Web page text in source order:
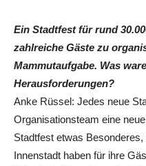
Ein Stadtfest für rund
zahlreiche Gäste zu
Mammutaufgabe. Was
Herausforderungen?
Anke Rüssel: Jedes neue
Organisationsteam eine
Stadtfest etwas
Innenstadt haben für ihre